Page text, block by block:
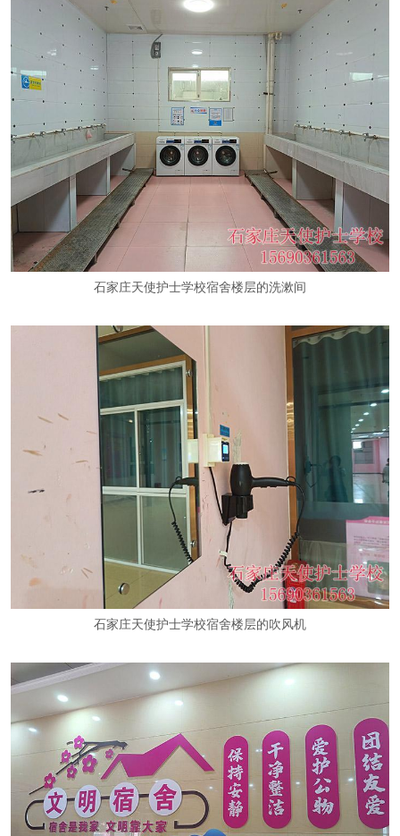
石家庄天使护士学校宿舍楼层的洗漱间
石家庄天使护士学校宿舍楼层的吹风机